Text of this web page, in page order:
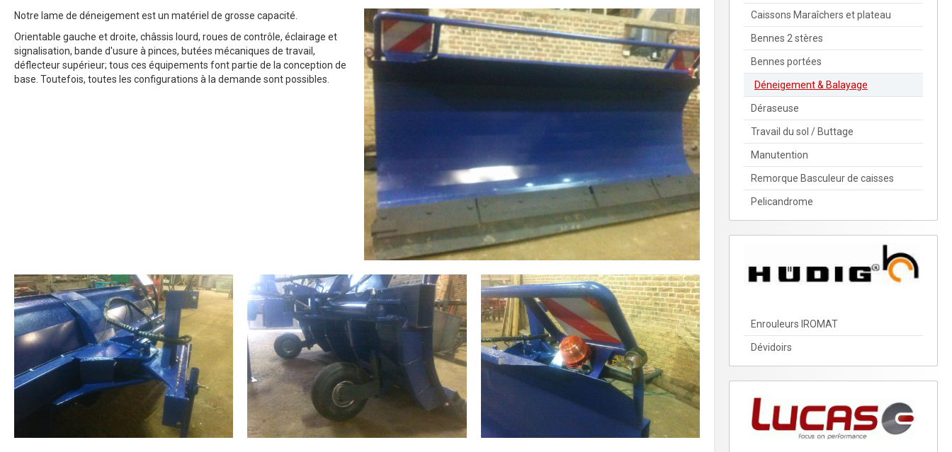
Notre lame de déneigement est un matériel de grosse capacité.
Orientable gauche et droite, châssis lourd, roues de contrôle, éclairage et
signalisation, bande d'usure à pinces, butées mécaniques de travail,
déflecteur supérieur; tous ces équipements font partie de la conception de
base. Toutefois, toutes les configurations à la demande sont possibles.
Caissons Maraîchers et plateau
Bennes 2 stères
Bennes portées
Déneigement & Balayage
Déraseuse
Travail du sol / Buttage
Manutention
Remorque Basculeur de caisses
Pelicandrome
Enrouleurs IROMAT
Dévidoirs